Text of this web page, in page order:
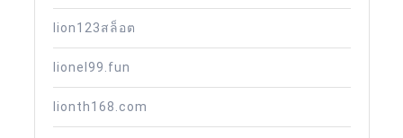
lion123สล็อต
lionel99.fun
lionth168.com